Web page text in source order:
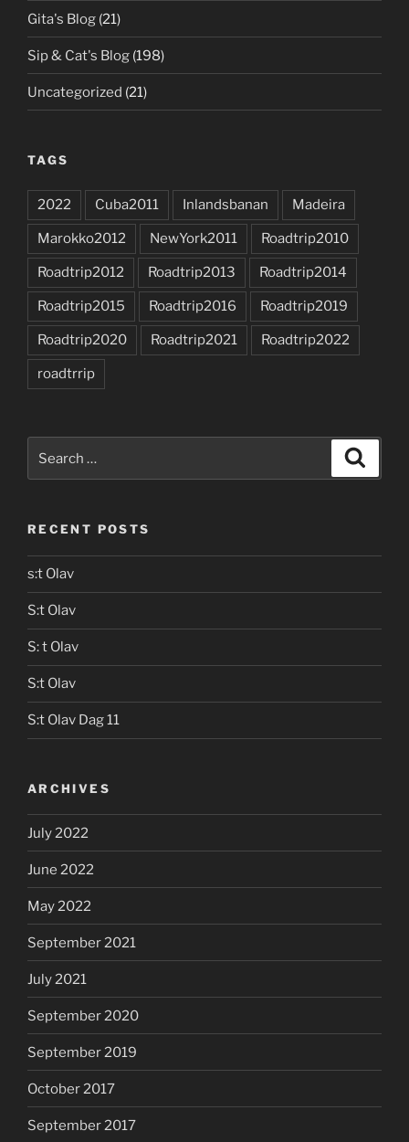
Gita's Blog (21)
Sip & Cat's Blog (198)
Uncategorized (21)
TAGS
2022 Cuba2011 Inlandsbanan Madeira
Marokko2012 NewYork2011 Roadtrip2010
Roadtrip2012 Roadtrip2013 Roadtrip2014
Roadtrip2015 Roadtrip2016 Roadtrip2019
Roadtrip2020 Roadtrip2021 Roadtrip2022
roadtrrip
for:
RECENT POSTS
s:t Olav
S:t Olav
S: t Olav
S:t Olav
S:t Olav Dag 11
ARCHIVES
July 2022
June 2022
May 2022
September 2021
July 2021
September 2020
September 2019
October 2017
September 2017